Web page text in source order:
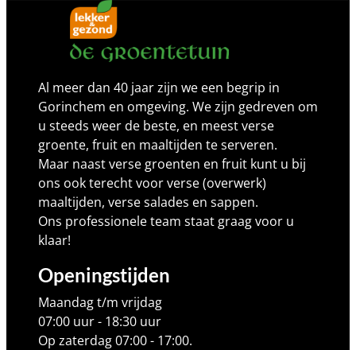
Al meer dan 40 jaar zijn we een begrip in
Gorinchem en omgeving. We zijn gedreven om
u steeds weer de beste, en meest verse
groente, fruit en maaltijden te serveren.
Maar naast verse groenten en fruit kunt u bij
ons ook terecht voor verse (overwerk)
maaltijden, verse salades en sappen.
Ons professionele team staat graag voor u
klaar!
Openingstijden
Maandag t/m vrijdag
07:00 uur - 18:30 uur
Op zaterdag 07:00 - 17:00.